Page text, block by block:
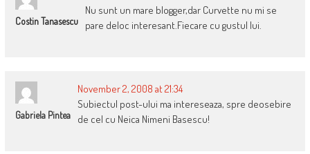
Costin Tanasescu
Nu sunt un mare blogger,dar Curvette nu mi se
pare deloc interesant.Fiecare cu gustul lui.
Gabriela Pintea
November 2, 2008 at 21:34
Subiectul post-ului ma intereseaza, spre deosebire
de cel cu Neica Nimeni Basescu!